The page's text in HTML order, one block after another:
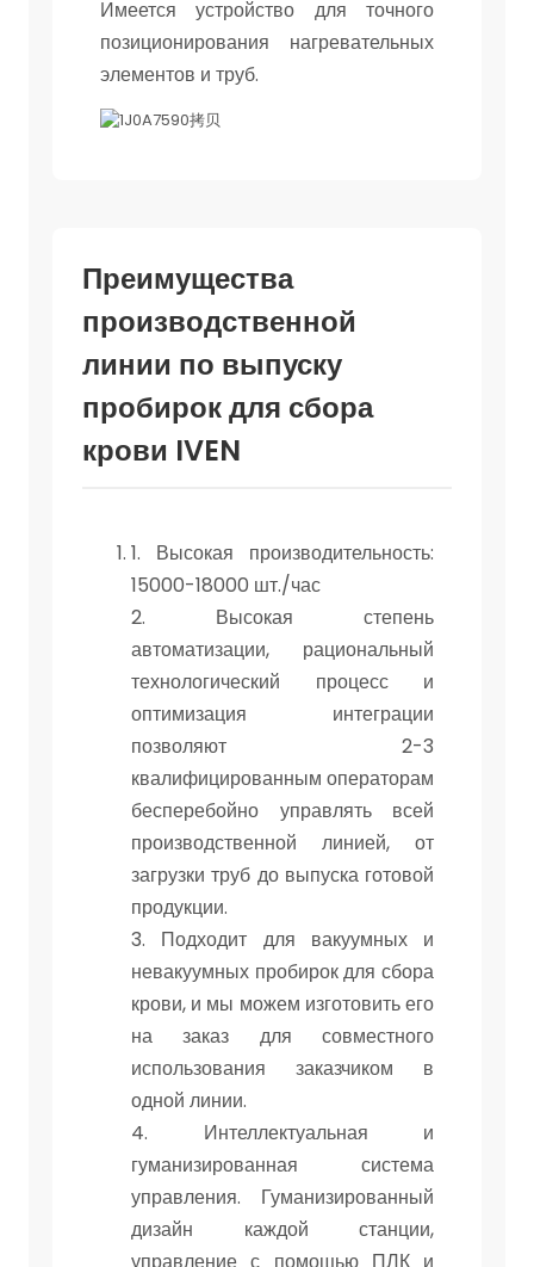
Имеется устройство для точного
позиционирования нагревательных
элементов и труб.
Преимущества
производственной
линии по выпуску
пробирок для сбора
крови IVEN
1. Высокая производительность:
15000-18000 шт./час
2. Высокая степень
автоматизации, рациональный
технологический процесс и
оптимизация интеграции
позволяют 2-3
квалифицированным операторам
бесперебойно управлять всей
производственной линией, от
загрузки труб до выпуска готовой
продукции.
3. Подходит для вакуумных и
невакуумных пробирок для сбора
крови, и мы можем изготовить его
на заказ для совместного
использования заказчиком в
одной линии.
4. Интеллектуальная и
гуманизированная система
управления. Гуманизированный
дизайн каждой станции,